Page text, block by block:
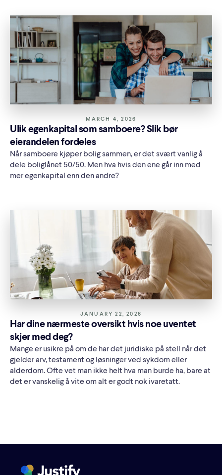
MARCH 4, 2026
Ulik egenkapital som samboere? Slik bør
eierandelen fordeles
Når samboere kjøper bolig sammen, er det svært vanlig å
dele boliglånet 50/50. Men hva hvis den ene går inn med
mer egenkapital enn den andre?
JANUARY 22, 2026
Har dine nærmeste oversikt hvis noe uventet
skjer med deg?
Mange er usikre på om de har det juridiske på stell når det
gjelder arv, testament og løsninger ved sykdom eller
alderdom. Ofte vet man ikke helt hva man burde ha, bare at
det er vanskelig å vite om alt er godt nok ivaretatt.